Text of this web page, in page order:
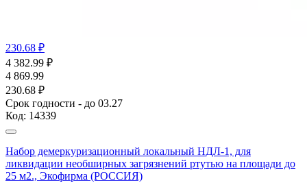
230.68 ₽
4 382.99 ₽
4 869.99
230.68 ₽
Срок годности - до 03.27
Код: 14339
Набор демеркуризационный локальный НДЛ-1, для
ликвидации необширных загрязнений ртутью на площади до
25 м2., Экофирма (РОССИЯ)